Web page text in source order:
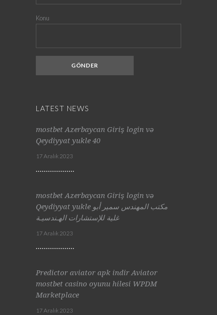
Konu
LATEST NEWS
mostbet Azerbaycan Giriş login və
Qeydiyyat yukle 40
17 Aralık 2023
mostbet Azerbaycan Giriş login və
Qeydiyyat yukle مكتب المهندس سمير أبو
غلية للإستشارات الهـندسيـة
17 Aralık 2023
Predictor aviator apk indir Aviator
mostbet casino oyunu hilesi WPDM
Marketplace
17 Aralık 2023